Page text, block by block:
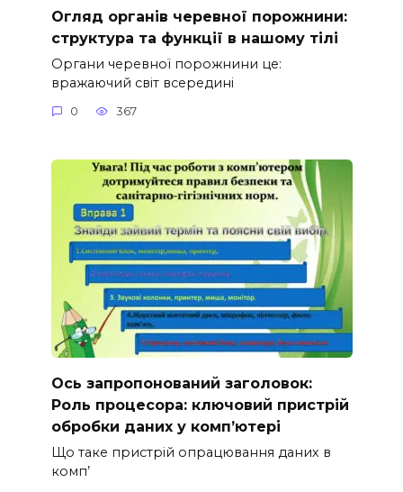
Огляд органів черевної порожнини:
структура та функції в нашому тілі
Органи черевної порожнини це:
вражаючий світ всередині
0 367
Ось запропонований заголовок:
Роль процесора: ключовий пристрій
обробки даних у комп’ютері
Що таке пристрій опрацювання даних в
комп’